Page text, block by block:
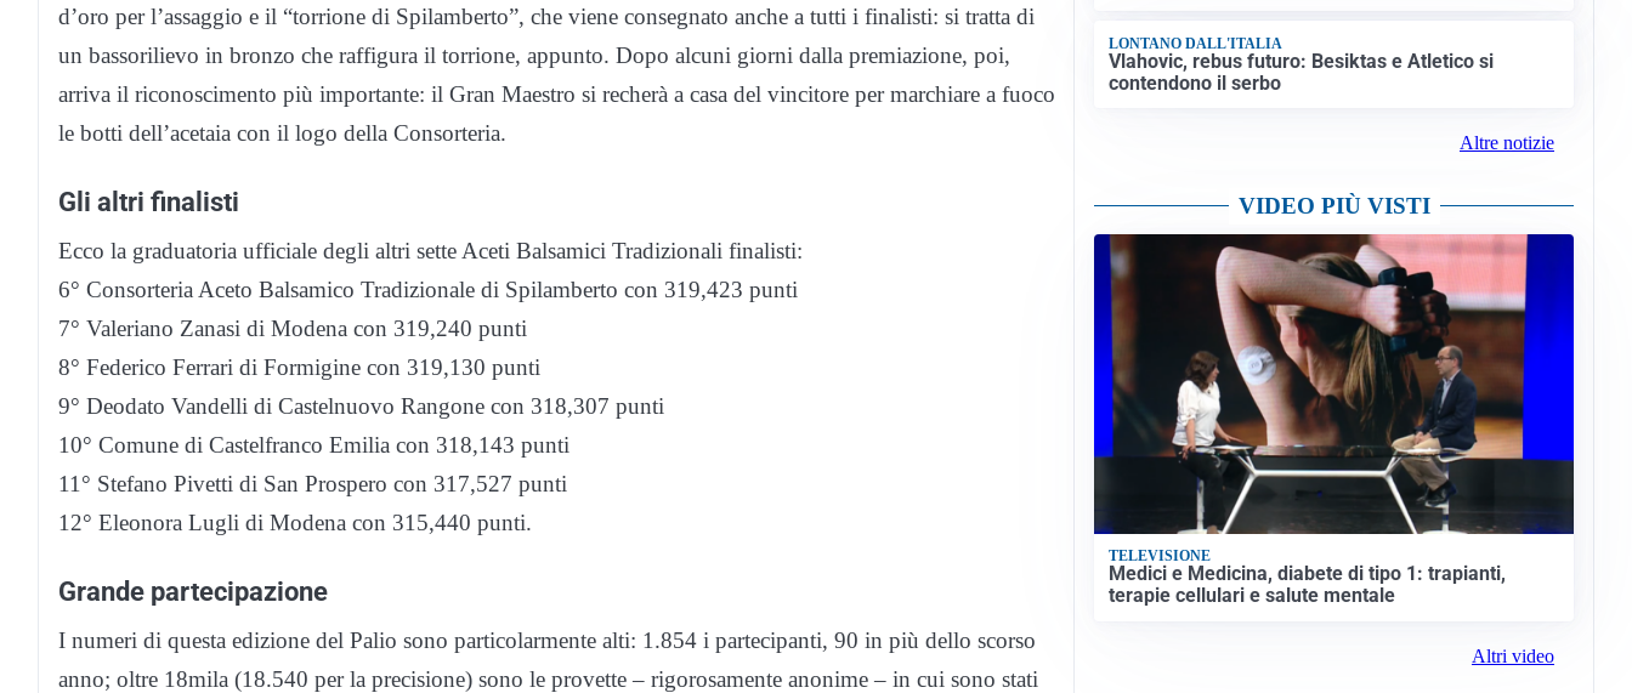
d’oro per l’assaggio e il “torrione di Spilamberto”, che viene consegnato anche a tutti i finalisti: si tratta di
un bassorilievo in bronzo che raffigura il torrione, appunto. Dopo alcuni giorni dalla premiazione, poi,
arriva il riconoscimento più importante: il Gran Maestro si recherà a casa del vincitore per marchiare a fuoco
le botti dell’acetaia con il logo della Consorteria.
Gli altri finalisti
Ecco la graduatoria ufficiale degli altri sette Aceti Balsamici Tradizionali finalisti:
6° Consorteria Aceto Balsamico Tradizionale di Spilamberto con 319,423 punti
7° Valeriano Zanasi di Modena con 319,240 punti
8° Federico Ferrari di Formigine con 319,130 punti
9° Deodato Vandelli di Castelnuovo Rangone con 318,307 punti
10° Comune di Castelfranco Emilia con 318,143 punti
11° Stefano Pivetti di San Prospero con 317,527 punti
12° Eleonora Lugli di Modena con 315,440 punti.
Grande partecipazione
I numeri di questa edizione del Palio sono particolarmente alti: 1.854 i partecipanti, 90 in più dello scorso
anno; oltre 18mila (18.540 per la precisione) sono le provette – rigorosamente anonime – in cui sono stati
LONTANO DALL'ITALIA
Vlahovic, rebus futuro: Besiktas e Atletico si
contendono il serbo
Altre notizie
VIDEO PIÙ VISTI
TELEVISIONE
Medici e Medicina, diabete di tipo 1: trapianti,
terapie cellulari e salute mentale
Altri video